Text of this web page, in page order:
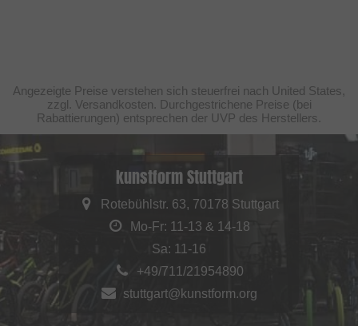
Angezeigte Preise verstehen sich steuerfrei nach United States,
zzgl. Versandkosten. Durchgestrichene Preise (bei
Rabattierungen) entsprechen der UVP des Herstellers.
kunstform Stuttgart
Rotebühlstr. 63, 70178 Stuttgart
Mo-Fr: 11-13 & 14-18
Sa: 11-16
+49/711/21954890
stuttgart@kunstform.org